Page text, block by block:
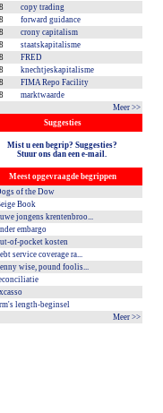
copy trading
forward guidance
crony capitalism
staatskapitalisme
FRED
knechtjeskapitalisme
FIMA Repo Facility
marktwaarde
Meer >>
Suggesties
Mist u een begrip? Suggesties?
Stuur ons dan een e-mail.
Meest opgevraagde begrippen
of the Dow
Book
jongens krentenbroo...
embargo
of-pocket kosten
service coverage ra...
wise, pound foolis...
length-beginsel
Meer >>